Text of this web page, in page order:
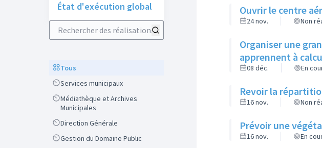
État d'exécution global
Rechercher des réalisations
ScopeTous
ScopeServices municipaux
Scope
Médiathèque et Archives
Municipales
ScopeDirection Générale
ScopeGestion du Domaine Public
Ouvrir le centre
24 nov. Non
Organiser une
apprennent à
08 déc. En
Revoir la
16 nov. Non
Prévoir une
16 nov. En